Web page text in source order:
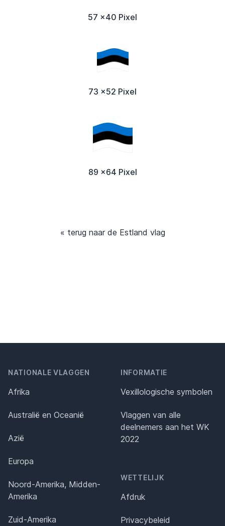
57 x40 Pixel
73 x52 Pixel
89 x64 Pixel
« terug naar de Estland vlag
NATIONALE VLAGGEN
Afrika
Australië en Oceanië
Azië
Europa
Noord-Amerika, Midden-
Amerika
Zuid-Amerika
INFORMATIE
Vexillologische symbolen
Vlaggen van alle
deelnemers aan het WK
2022
WETTELIJK
Afdruk
Privacybeleid